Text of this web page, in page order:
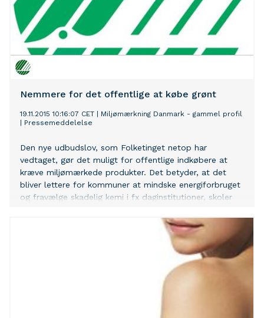
Nemmere for det offentlige at købe grønt
19.11.2015 10:16:07 CET
Miljømærkning Danmark - gammel profil
Pressemeddelelse
Den nye udbudslov, som Folketinget netop har
vedtaget, gør det muligt for offentlige indkøbere at
kræve miljømærkede produkter. Det betyder, at det
bliver lettere for kommuner at mindske energiforbruget
og fravælge skadelig kemi i fx daginstitutioner, skoler
gennemskuelige for både indkøbere og virksomheder.